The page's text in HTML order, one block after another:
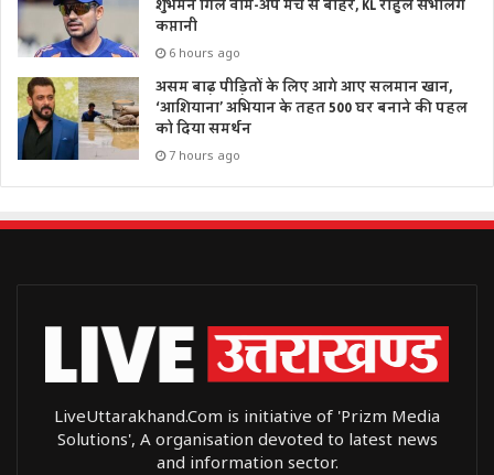
शुभमन गिल वॉर्म-अप मैच से बाहर, KL राहुल संभालेंगे
कप्तानी
6 hours ago
असम बाढ़ पीड़ितों के लिए आगे आए सलमान खान,
‘आशियाना’ अभियान के तहत 500 घर बनाने की पहल
को दिया समर्थन
7 hours ago
LiveUttarakhand.Com is initiative of 'Prizm Media
Solutions', A organisation devoted to latest news
and information sector.